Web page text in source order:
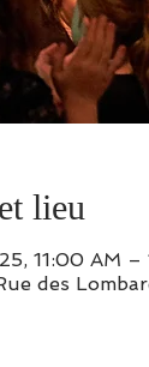
lieu
11:00 AM –
des